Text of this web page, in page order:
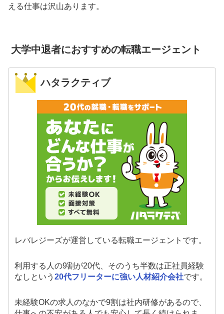
える仕事は沢山あります。
大学中退者におすすめの転職エージェント
ハタラクティブ
レバレジーズが運営している転職エージェントです。
利用する人の9割が20代、そのうち半数は正社員経験
なしという20代フリーターに強い人材紹介会社です。
未経験OKの求人のなかで9割は社内研修があるので、